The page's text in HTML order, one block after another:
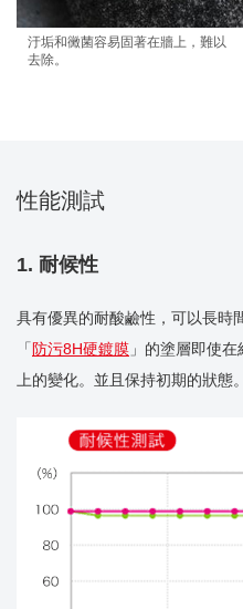
汙垢和黴菌容易固著在牆上，難以
去除。
性能測試
1. 耐候性
具有優異的耐酸鹼性，可以長時
「防污8H硬鍍膜 」的塗層即使
上的變化。並且保持初期的狀態。